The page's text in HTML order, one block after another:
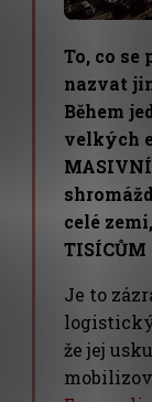
To, co se
nazvat
Během
velkých
celé
TISÍCŮM
Je to
že jej